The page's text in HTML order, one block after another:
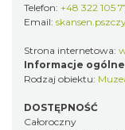
Telefon: +48 322 105
Email:
Strona internetowa:
Informacje
Rodzaj obiektu:
DOSTĘPNOŚĆ
Całoroczny